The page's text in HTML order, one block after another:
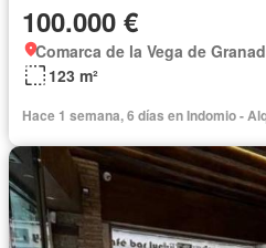
100.000 €
Comarca de la Vega de
123 m²
Hace 1 semana, 6 días en Indomio -